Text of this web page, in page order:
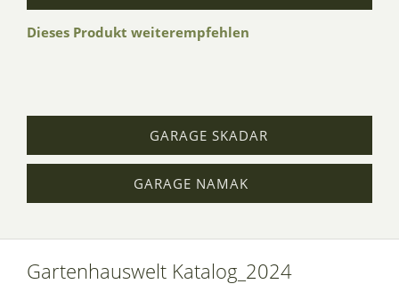
Dieses Produkt weiterempfehlen
GARAGE SKADAR
GARAGE NAMAK
Gartenhauswelt Katalog_2024